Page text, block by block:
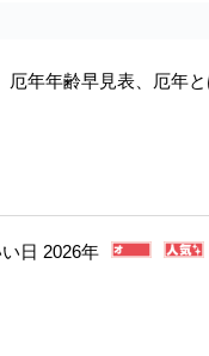
厄年年齢早見表、厄年
日 2026年